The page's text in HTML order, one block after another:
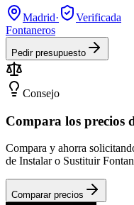
Madrid·
Verificada
Fontaneros
Pedir presupuesto
Consejo
Compara los precios
Compara y ahorra
de Instalar o Sustituir
Comparar precios